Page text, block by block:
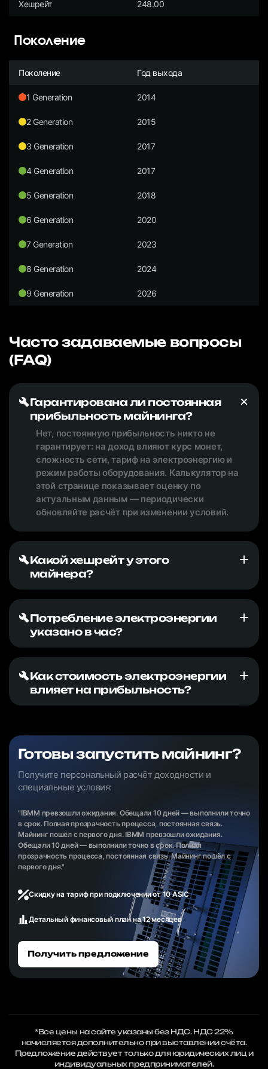
Хешрейт 248.00
Поколение
Поколение Год выхода
1 Generation 2014
2 Generation 2015
3 Generation 2017
4 Generation 2017
5 Generation 2018
6 Generation 2020
7 Generation 2023
8 Generation 2024
9 Generation 2026
Часто задаваемые вопросы
(FAQ)
Гарантирована ли постоянная
прибыльность майнинга?
Нет, постоянную прибыльность никто не
гарантирует: на доход влияют курс монет,
сложность сети, тариф на электроэнергию и
режим работы оборудования. Калькулятор на
этой странице показывает оценку по
актуальным данным — периодически
обновляйте расчёт при изменении условий.
Какой хешрейт у этого
майнера?
Потребление электроэнергии
указано в час?
Как стоимость электроэнергии
влияет на прибыльность?
Готовы запустить майнинг?
Получите персональный расчёт доходности и
специальные условия:
"IBMM превзошли ожидания. Обещали 10 дней — выполнили точно
в срок. Полная прозрачность процесса, постоянная связь.
Майнинг пошёл с первого дня. IBMM превзошли ожидания.
Обещали 10 дней — выполнили точно в срок. Полная
прозрачность процесса, постоянная связь. Майнинг пошёл с
первого дня."
Скидку на тариф при подключении от 10 ASIC
Детальный финансовый план на 12 месяцев
Получить предложение
*Все цены на сайте указаны без НДС. НДС 22%
начисляется дополнительно при выставлении счёта.
Предложение действует только для юридических лиц и
индивидуальных предпринимателей.